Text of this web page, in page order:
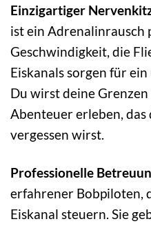
Einzigartiger
ist ein Adrenalinrausch
Geschwindigkeit, die
Eiskanals sorgen für
Du wirst deine
Abenteuer erleben, das
vergessen wirst.
Professionelle
erfahrener Bobpiloten,
Eiskanal steuern. Sie